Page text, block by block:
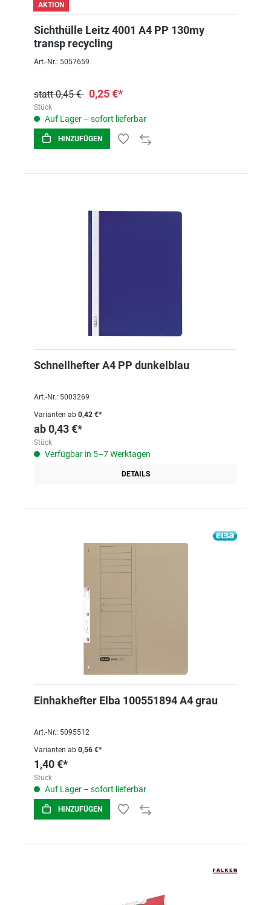
AKTION
Sichthülle Leitz 4001 A4 PP 130my
transp recycling
Art.-Nr.: 5057659
statt 0,45 € 0,25 €*
Stück
Auf Lager – sofort lieferbar
HINZUFÜGEN
Schnellhefter A4 PP dunkelblau
Art.-Nr.: 5003269
Varianten ab 0,42 €*
ab0,43 €*
Stück
Verfügbar in 5–7 Werktagen
DETAILS
Einhakhefter Elba 100551894 A4 grau
Art.-Nr.: 5095512
Varianten ab 0,56 €*
1,40 €*
Stück
Auf Lager – sofort lieferbar
HINZUFÜGEN